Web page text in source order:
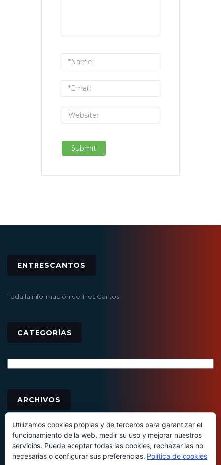
ENTRESCANTOS
Toda la información de Tres Cantos
CATEGORÍAS
ARCHIVOS
Utilizamos cookies propias y de terceros para garantizar el
funcionamiento de la web, medir su uso y mejorar nuestros
servicios. Puede aceptar todas las cookies, rechazar las no
necesarias o configurar sus preferencias. Política de cookies